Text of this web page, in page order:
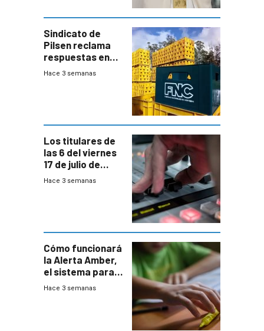
Sindicato de
Pilsen reclama
respuestas en
medio de
Hace 3 semanas
Los titulares de
las 6 del viernes
17 de julio de
2026
Hace 3 semanas
Cómo funcionará
la Alerta Amber,
el sistema para
la búsqueda
Hace 3 semanas